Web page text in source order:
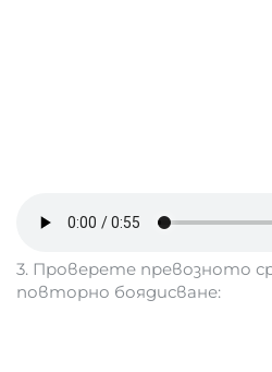
3. Проверете превозното
повторно боядисване: